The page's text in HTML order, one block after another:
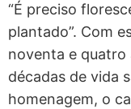
“É preciso
plantado”. Com
noventa e quatro
décadas de vida
homenagem, o